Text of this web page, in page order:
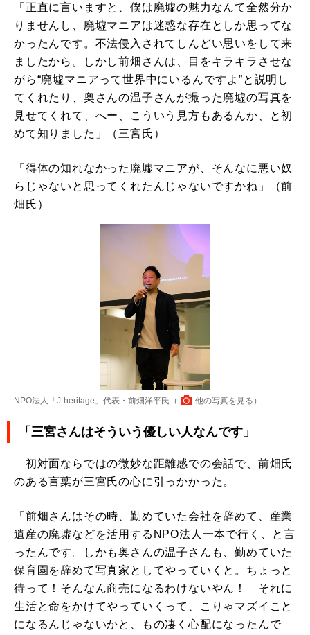
「正直に言いますと、僕は廃墟の魅力なんて全然分か
りませんし、廃墟マニアは迷惑な存在としか思ってな
かったんです。不法侵入されてしんどい思いをして来
ましたから。しかし前畑さんは、目をキラキラさせな
がら“廃墟マニアって世界中にいるんですよ”と説明し
てくれたり、奥さんの温子さんが撮った廃墟の写真を
見せてくれて、へー、こういう見方もあるんか、と初
めて知りました」（三宮氏）
「得体の知れなかった廃墟マニアが、そんなに悪い奴
らじゃないと思ってくれたんじゃないですかね」（前
畑氏）
NPO法人「J-heritage」代表・前畑洋平氏（ 他の写真を見る ）
「三宮さんはそういう優しい人なんです」
初対面ならではの微妙な距離感での会話で、前畑氏
のある言葉が三宮氏の心に引っかかった。
「前畑さんはその時、勤めていた会社を辞めて、産業
遺産の廃墟などを活用するNPO法人一本で行く、と言
ったんです。しかも奥さんの温子さんも、勤めていた
保育園を辞めて写真家としてやっていくと。ちょっと
待って！そんなん商売になるわけないやん！ それに
生活と命をかけてやっていくって、こりゃマズイこと
になるんじゃないかと、もの凄く心配になったんで